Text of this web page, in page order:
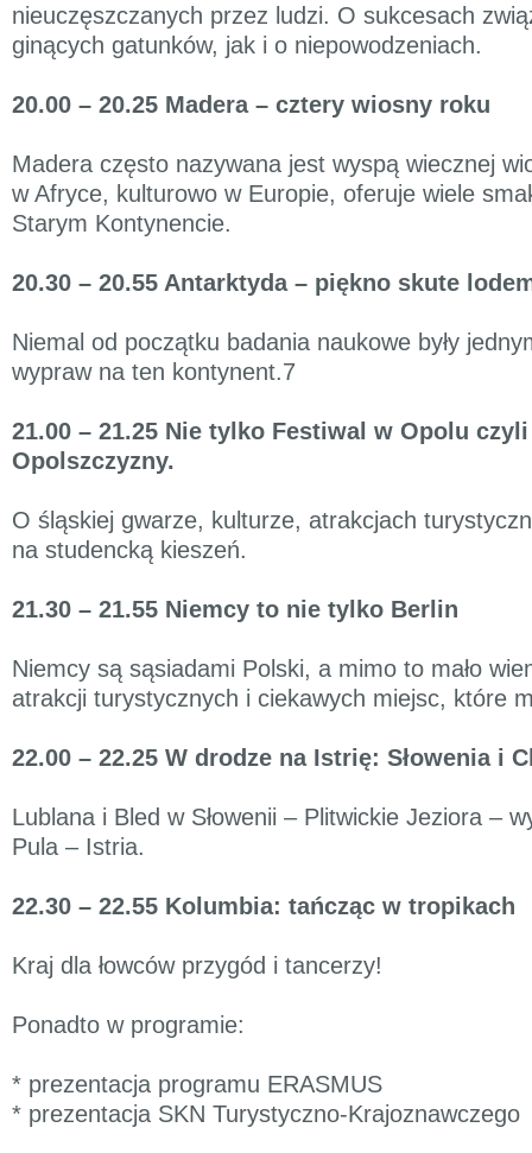
nieuczęszczanych przez ludzi. O sukcesach
ginących gatunków, jak i o niepowodzeniach.
20.00 – 20.25 Madera – cztery wiosny roku
Madera często nazywana jest wyspą wiecznej
w Afryce, kulturowo w Europie, oferuje wiele
Starym Kontynencie.
20.30 – 20.55 Antarktyda – piękno skute
Niemal od początku badania naukowe były
wypraw na ten kontynent.7
21.00 – 21.25 Nie tylko Festiwal w Opolu
Opolszczyzny.
O śląskiej gwarze, kulturze, atrakcjach
na studencką kieszeń.
21.30 – 21.55 Niemcy to nie tylko Berlin
Niemcy są sąsiadami Polski, a mimo to mało
atrakcji turystycznych i ciekawych miejsc, które
22.00 – 22.25 W drodze na Istrię: Słowenia i
Lublana i Bled w Słowenii – Plitwickie Jeziora –
Pula – Istria.
22.30 – 22.55 Kolumbia: tańcząc w tropikach
Kraj dla łowców przygód i tancerzy!
Ponadto w programie:
* prezentacja programu ERASMUS
* prezentacja SKN Turystyczno-Krajoznawczego